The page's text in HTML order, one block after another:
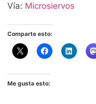
Vía: Microsiervos
Comparte esto:
Me gusta esto: